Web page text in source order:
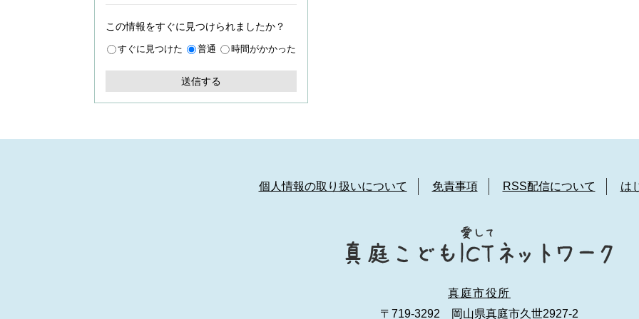
この情報をすぐに見つけられましたか？
すぐに見つけた 普通 時間がかかった
個人情報の取り扱いについて 免責事項 RSS配信について は
真庭市役所
〒719-3292 岡山県真庭市久世2927-2